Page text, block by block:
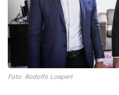
Foto: Rodolfo Loepert